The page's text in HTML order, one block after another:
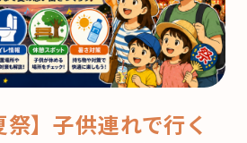
祭】子供連れで行く